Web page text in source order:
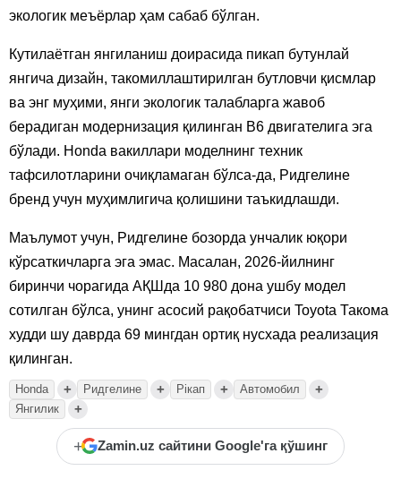
экологик меъёрлар ҳам сабаб бўлган.
Кутилаётган янгиланиш доирасида пикап бутунлай
янгича дизайн, такомиллаштирилган бутловчи қисмлар
ва энг муҳими, янги экологик талабларга жавоб
берадиган модернизация қилинган В6 двигателига эга
бўлади. Honda вакиллари моделнинг техник
тафсилотларини очиқламаган бўлса-да, Ридгелине
бренд учун муҳимлигича қолишини таъкидлашди.
Маълумот учун, Ридгелине бозорда унчалик юқори
кўрсаткичларга эга эмас. Масалан, 2026-йилнинг
биринчи чорагида АҚШда 10 980 дона ушбу модел
сотилган бўлса, унинг асосий рақобатчиси Toyota Такома
худди шу даврда 69 мингдан ортиқ нусхада реализация
қилинган.
Honda + Ридгелине + Piкап + Автомобил +
Янгилик +
+ Zamin.uz сайтини Google'га қўшинг